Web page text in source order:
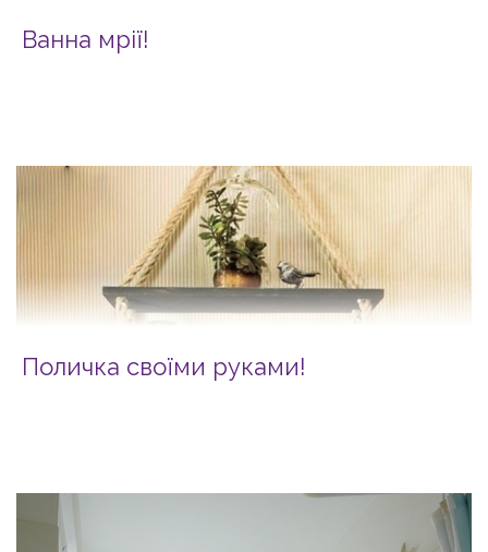
Ванна мрії!
Поличка своїми руками!